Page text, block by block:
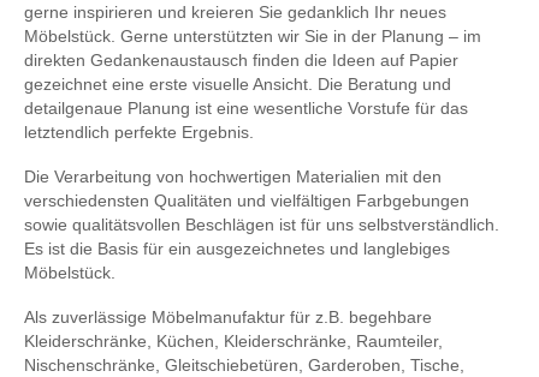
gerne inspirieren und kreieren Sie gedanklich Ihr neues
Möbelstück. Gerne unterstützten wir Sie in der Planung – im
direkten Gedankenaustausch finden die Ideen auf Papier
gezeichnet eine erste visuelle Ansicht. Die Beratung und
detailgenaue Planung ist eine wesentliche Vorstufe für das
letztendlich perfekte Ergebnis.
Die Verarbeitung von hochwertigen Materialien mit den
verschiedensten Qualitäten und vielfältigen Farbgebungen
sowie qualitätsvollen Beschlägen ist für uns selbstverständlich.
Es ist die Basis für ein ausgezeichnetes und langlebiges
Möbelstück.
Als zuverlässige Möbelmanufaktur für z.B. begehbare
Kleiderschränke, Küchen, Kleiderschränke, Raumteiler,
Nischenschränke, Gleitschiebetüren, Garderoben, Tische,